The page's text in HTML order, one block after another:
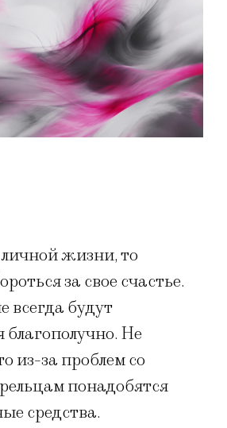
жизни, то
за свое счастье.
всегда будут
благополучно. Не
из-за проблем со
понадобятся
средства.